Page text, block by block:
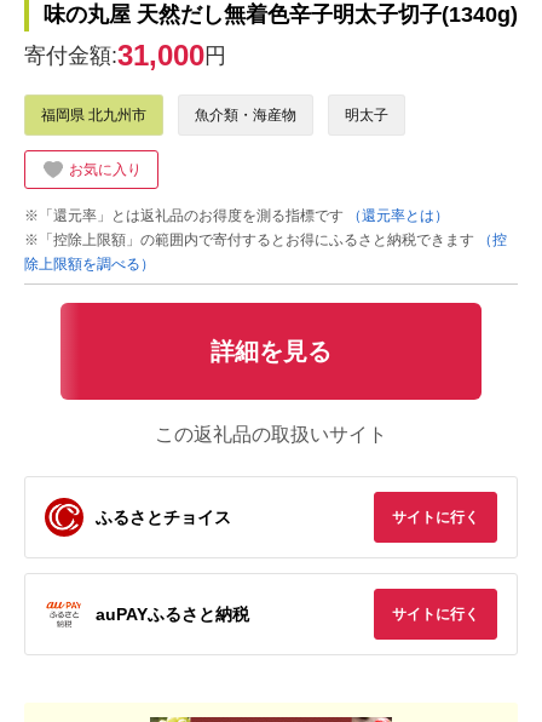
味の丸屋 天然だし無着色辛子明太子切子(1340g)
寄付金額:31,000円
福岡県 北九州市 魚介類・海産物 明太子
お気に入り
※「還元率」とは返礼品のお得度を測る指標です
（還元率とは）
※「控除上限額」の範囲内で寄付するとお得にふるさと納税できます
（控
除上限額を調べる）
詳細を見る
この返礼品の取扱いサイト
ふるさとチョイス サイトに行く
auPAYふるさと納税 サイトに行く